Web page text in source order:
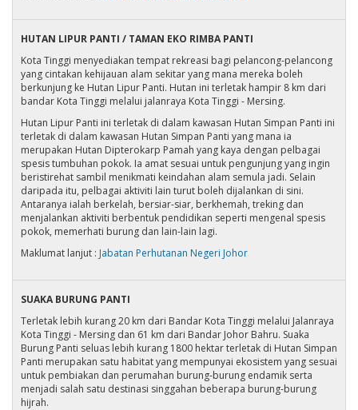
HUTAN LIPUR PANTI / TAMAN EKO RIMBA PANTI
Kota Tinggi menyediakan tempat rekreasi bagi pelancong-pelancong
yang cintakan kehijauan alam sekitar yang mana mereka boleh
berkunjung ke Hutan Lipur Panti. Hutan ini terletak hampir 8 km dari
bandar Kota Tinggi melalui jalanraya Kota Tinggi - Mersing.
Hutan Lipur Panti ini terletak di dalam kawasan Hutan Simpan Panti ini
terletak di dalam kawasan Hutan Simpan Panti yang mana ia
merupakan Hutan Dipterokarp Pamah yang kaya dengan pelbagai
spesis tumbuhan pokok. Ia amat sesuai untuk pengunjung yang ingin
beristirehat sambil menikmati keindahan alam semula jadi. Selain
daripada itu, pelbagai aktiviti lain turut boleh dijalankan di sini.
Antaranya ialah berkelah, bersiar-siar, berkhemah, treking dan
menjalankan aktiviti berbentuk pendidikan seperti mengenal spesis
pokok, memerhati burung dan lain-lain lagi.
Maklumat lanjut : Jabatan Perhutanan Negeri Johor
SUAKA BURUNG PANTI
Terletak lebih kurang 20 km dari Bandar Kota Tinggi melalui Jalanraya
Kota Tinggi - Mersing dan 61 km dari Bandar Johor Bahru. Suaka
Burung Panti seluas lebih kurang 1800 hektar terletak di Hutan Simpan
Panti merupakan satu habitat yang mempunyai ekosistem yang sesuai
untuk pembiakan dan perumahan burung-burung endamik serta
menjadi salah satu destinasi singgahan beberapa burung-burung
hijrah.